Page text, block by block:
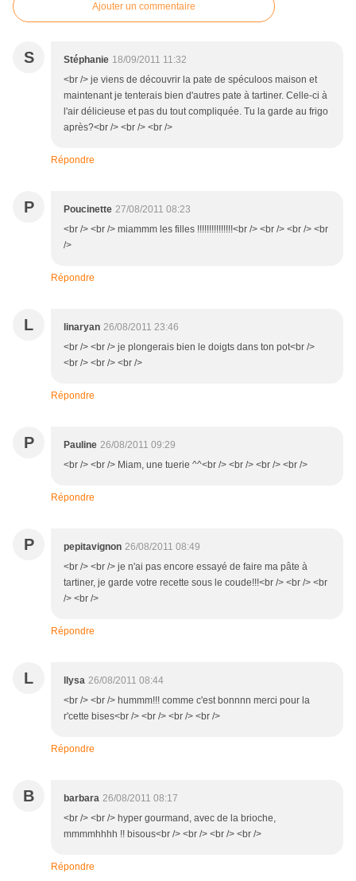
Ajouter un commentaire
S Stéphanie 18/09/2011 11:32
<br /> je viens de découvrir la pate de spéculoos maison et
maintenant je tenterais bien d'autres pate à tartiner. Celle-ci à
l'air délicieuse et pas du tout compliquée. Tu la garde au frigo
après?<br /> <br /> <br />
Répondre
P Poucinette 27/08/2011 08:23
<br /> <br /> miammm les filles !!!!!!!!!!!!!!!<br /> <br /> <br /> <br
/>
Répondre
L linaryan 26/08/2011 23:46
<br /> <br /> je plongerais bien le doigts dans ton pot<br />
<br /> <br /> <br />
Répondre
P Pauline 26/08/2011 09:29
<br /> <br /> Miam, une tuerie ^^<br /> <br /> <br /> <br />
Répondre
P pepitavignon 26/08/2011 08:49
<br /> <br /> je n'ai pas encore essayé de faire ma pâte à
tartiner, je garde votre recette sous le coude!!!<br /> <br /> <br
/> <br />
Répondre
L llysa 26/08/2011 08:44
<br /> <br /> hummm!!! comme c'est bonnnn merci pour la
r'cette bises<br /> <br /> <br /> <br />
Répondre
B barbara 26/08/2011 08:17
<br /> <br /> hyper gourmand, avec de la brioche,
mmmmhhhh !! bisous<br /> <br /> <br /> <br />
Répondre